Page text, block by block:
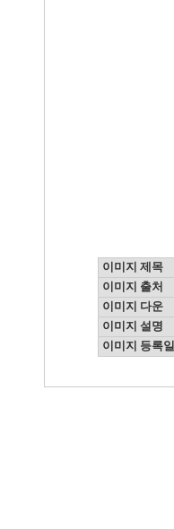
이미지 제목
이미지 출처
이미지 다운
이미지 설명
이미지 등록일